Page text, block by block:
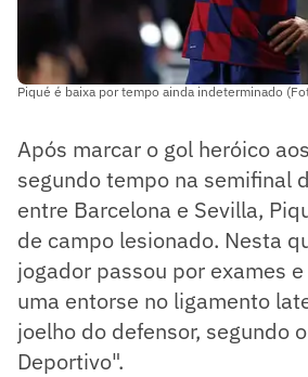
Piqué é baixa por tempo ainda indeterminado
Após marcar o gol heróico
segundo tempo na semifinal
entre Barcelona e Sevilla,
de campo lesionado. Nesta
jogador passou por exames
uma entorse no ligamento
joelho do defensor, segundo
Deportivo".